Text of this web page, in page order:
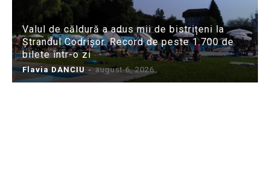
Valul de căldură a adus mii de bistrițeni la
Ștrandul Codrișor. Record de peste 1.700 de
bilete într-o zi
Flavia DANCIU - august 6, 2026